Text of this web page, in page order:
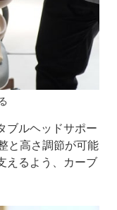
ブルヘッドサポー
と高さ調節が可能
えるよう、カーブ